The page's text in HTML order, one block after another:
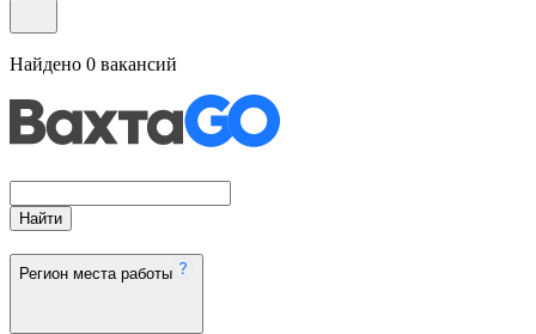
Найдено 0 вакансий
Найти
Регион места работы